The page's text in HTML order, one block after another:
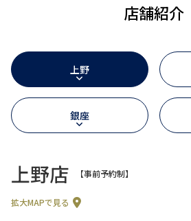
店舗紹介
上野
銀座
上野店 【事前予約制】
拡大MAPで見る